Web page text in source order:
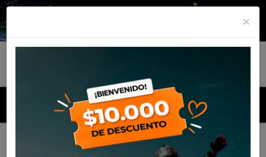
MENU
Productos
Pantalon Alpinestars Racer Squad 2022
×